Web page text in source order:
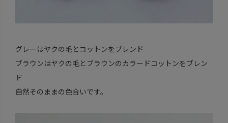
グレーはヤクの毛とコットンをブレンド
ブラウンはヤクの毛とブラウンのカラードコットンをブレン
ド
自然そのままの色合いです。